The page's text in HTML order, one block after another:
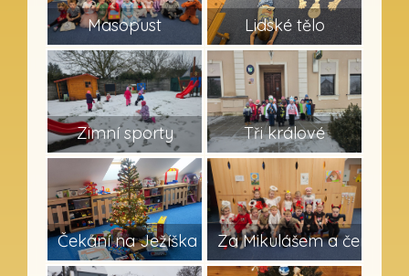
Masopust Lidské tělo
Zimní sporty
8
Tři králové
14
Čekání na Ježíška
26
Za Mikulášem a čertem
14